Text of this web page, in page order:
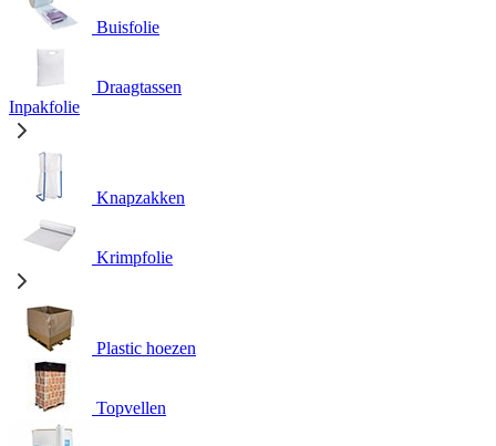
Buisfolie
Draagtassen
Inpakfolie
Knapzakken
Krimpfolie
Plastic hoezen
Topvellen